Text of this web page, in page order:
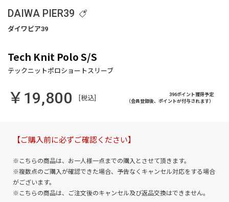
DAIWA PIER39
Tech Knit Polo S/S
￥19,800 [税込]
396ポイント獲得予定
（会員登録後、ポイントが付与されます）
【ご購入前に必ずご確認ください】
※こちらの商品は、お一人様一点までの購入とさせて頂きます。
※複数点のご購入が確認できた場合、予告なくキャンセル対応をする場合
がございます。
※こちらの商品は、ご注文後のキャンセル及び返品交換はできません。